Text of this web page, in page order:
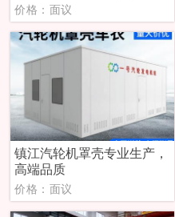
价格：面议
镇江汽轮机罩壳专业生产，
高端品质
价格：面议